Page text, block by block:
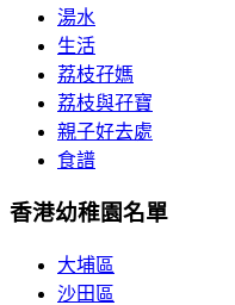
湯水
生活
荔枝孖媽
荔枝與孖寶
親子好去處
食譜
香港幼稚園名單
大埔區
沙田區